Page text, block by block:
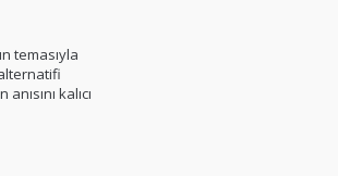
temasıyla
kalıcı